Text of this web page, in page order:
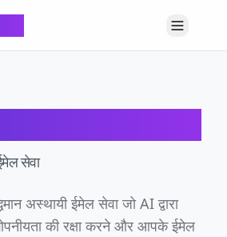
सेवा
अस्थायी ईमेल सेवा जो AI द्वारा
की रक्षा करने और आपके ईमेल